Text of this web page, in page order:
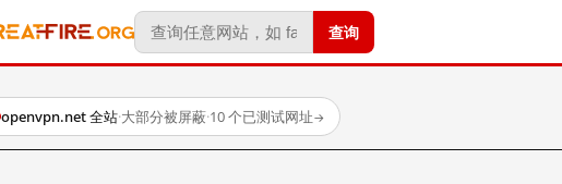
查询
openvpn.net 全站·大部分被屏蔽·10 个已测试网址→